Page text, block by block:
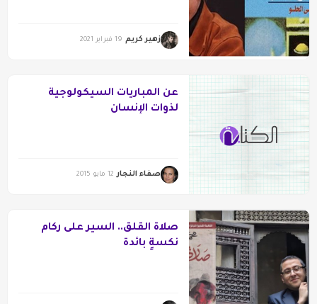
زهير كريم 19 فبراير 2021
عن المباريات السيكولوجية
لذوات الإنسان
صفاء النجار 12 مايو 2015
صلاة القلق.. السير على ركام
نكسةٍ بائدة